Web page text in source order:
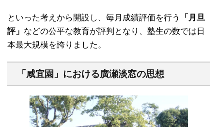
といった考えから開設し、毎月成績評価を行う
「月旦
評」 などの公平な教育が評判となり、塾生の数では日
本最大規模を誇りました。
「咸宜園」における廣瀬淡窓の思想